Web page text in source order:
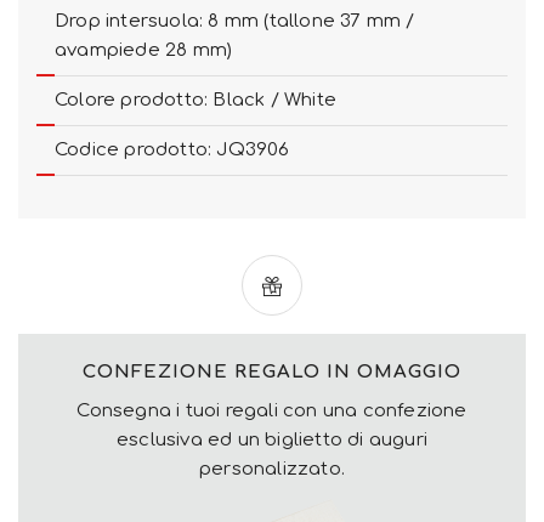
Drop intersuola: 8 mm (tallone 37 mm /
avampiede 28 mm)
Colore prodotto: Black / White
Codice prodotto: JQ3906
CONFEZIONE REGALO IN OMAGGIO
Consegna i tuoi regali con una confezione
esclusiva ed un biglietto di auguri
personalizzato.